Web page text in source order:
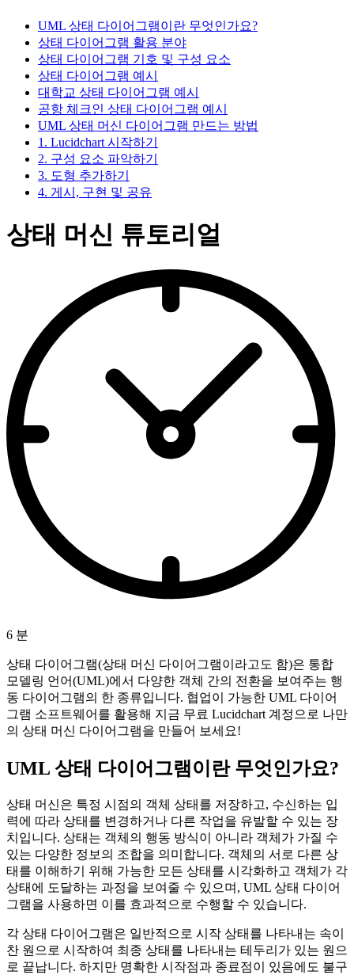
UML 상태 다이어그램이란 무엇인가요?
상태 다이어그램 활용 분야
상태 다이어그램 기호 및 구성 요소
상태 다이어그램 예시
대학교 상태 다이어그램 예시
공항 체크인 상태 다이어그램 예시
UML 상태 머신 다이어그램 만드는 방법
1. Lucidchart 시작하기
2. 구성 요소 파악하기
3. 도형 추가하기
4. 게시, 구현 및 공유
상태 머신 튜토리얼
6 분
상태 다이어그램(상태 머신 다이어그램이라고도 함)은 통합
모델링 언어(UML)에서 다양한 객체 간의 전환을 보여주는 행
동 다이어그램의 한 종류입니다. 협업이 가능한 UML 다이어
그램 소프트웨어를 활용해 지금 무료 Lucidchart 계정으로 나만
의 상태 머신 다이어그램을 만들어 보세요!
UML 상태 다이어그램이란 무엇인가요?
상태 머신은 특정 시점의 객체 상태를 저장하고, 수신하는 입
력에 따라 상태를 변경하거나 다른 작업을 유발할 수 있는 장
치입니다. 상태는 객체의 행동 방식이 아니라 객체가 가질 수
있는 다양한 정보의 조합을 의미합니다. 객체의 서로 다른 상
태를 이해하기 위해 가능한 모든 상태를 시각화하고 객체가 각
상태에 도달하는 과정을 보여줄 수 있으며, UML 상태 다이어
그램을 사용하면 이를 효과적으로 수행할 수 있습니다.
각 상태 다이어그램은 일반적으로 시작 상태를 나타내는 속이
찬 원으로 시작하여 최종 상태를 나타내는 테두리가 있는 원으
로 끝납니다. 하지만 명확한 시작점과 종료점이 있음에도 불구